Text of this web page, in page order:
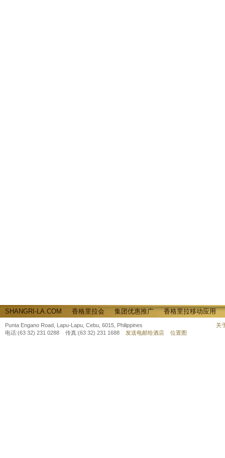
SHANGRI-LA.COM 香格里拉会 集团优惠推广 香格里拉移动应用
Punta Engano Road, Lapu-Lapu, Cebu, 6015, Philippines
电话:(63 32) 231 0288 传真:(63 32) 231 1688 发送电邮给酒店 位置图
关